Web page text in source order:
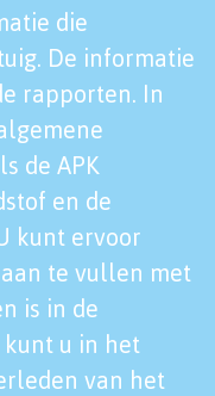
die
De informatie
rapporten. In
de APK
en de
kunt ervoor
te vullen met
is in de
u in het
van het